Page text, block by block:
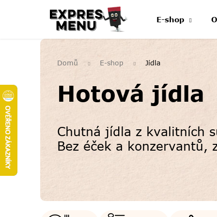
E-shop
Domů E-shop Jídla
Hotová jídla
Chutná jídla z kvalitních
Bez éček a konzervantů,